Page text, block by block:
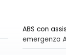
ABS con
emergenza